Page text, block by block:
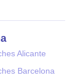
Alicante
Barcelona